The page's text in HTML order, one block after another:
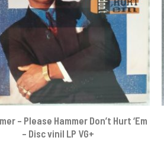
– Please Hammer Don’t Hurt ‘Em
– Disc vinil LP VG+